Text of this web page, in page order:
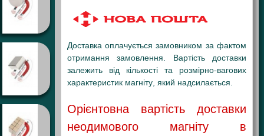
Доставка оплачується замовником за фактом
отримання замовлення. Вартість доставки
залежить від кількості та розмірно-вагових
характеристик магніту, який надсилається.
Орієнтовна вартість доставки
неодимового магніту в